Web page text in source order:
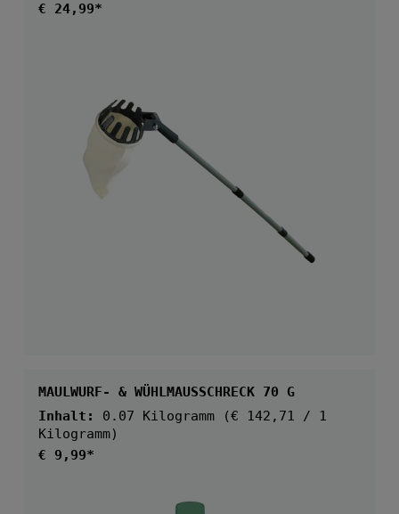
Regulärer Preis:
€ 24,99*
MAULWURF- & WÜHLMAUSSCHRECK 70 G
Inhalt: 0.07 Kilogramm
(€ 142,71 / 1
Kilogramm)
Regulärer Preis:
€ 9,99*